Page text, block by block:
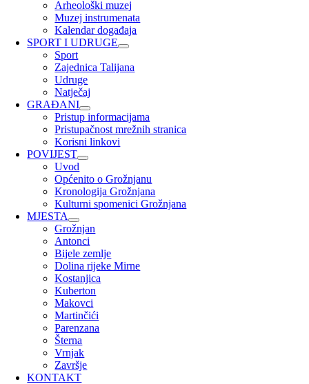
Arheološki muzej
Muzej instrumenata
Kalendar događaja
SPORT I UDRUGE
Sport
Zajednica Talijana
Udruge
Natječaj
GRAĐANI
Pristup informacijama
Pristupačnost mrežnih stranica
Korisni linkovi
POVIJEST
Uvod
Općenito o Grožnjanu
Kronologija Grožnjana
Kulturni spomenici Grožnjana
MJESTA
Grožnjan
Antonci
Bijele zemlje
Dolina rijeke Mirne
Kostanjica
Kuberton
Makovci
Martinčići
Parenzana
Šterna
Vrnjak
Završje
KONTAKT